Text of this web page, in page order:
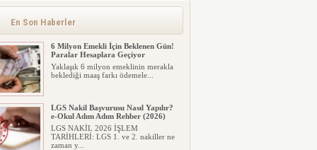
En Son Haberler
Emlak vergisinde gelecek yıl için esas
6 Milyon Emekli İçin Beklenen Gün!
Paralar Hesaplara Geçiyor
Yaklaşık 6 milyon emeklinin merakla
beklediği maaş farkı ödemele...
LGS Nakil Başvurusu Nasıl Yapılır?
e-Okul Adım Adım Rehber (2026)
LGS NAKİL 2026 İŞLEM
TARİHLERİ: LGS 1. ve 2. nakiller ne
zaman y...